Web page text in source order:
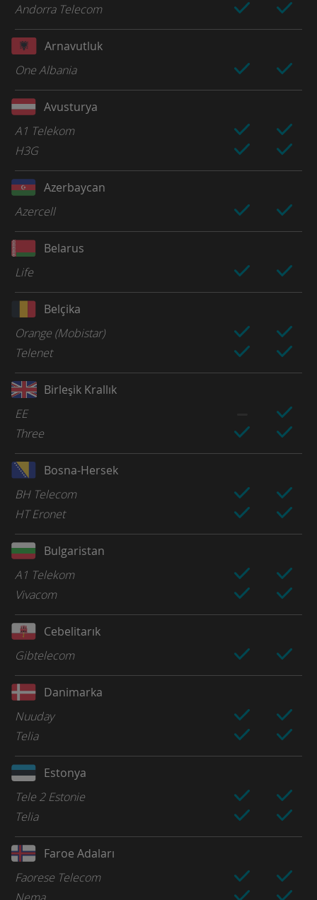
Andorra Telecom
Arnavutluk
One Albania
Avusturya
A1 Telekom
H3G
Azerbaycan
Azercell
Belarus
Life
Belçika
Orange (Mobistar)
Telenet
Birleşik Krallık
EE
Three
Bosna-Hersek
BH Telecom
HT Eronet
Bulgaristan
A1 Telekom
Vivacom
Cebelitarık
Gibtelecom
Danimarka
Nuuday
Telia
Estonya
Tele 2 Estonie
Telia
Faroe Adaları
Faorese Telecom